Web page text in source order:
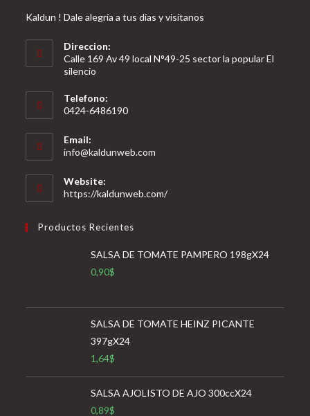
Kaldun ! Dale alegría a tus días y visítanos
Direccion:
Calle 169 Av 49 local N°49-25 sector la popular El
silencio
Telefono:
0424-6486190
Email:
info@kaldunweb.com
aplicación
Website:
https://kaldunweb.com/
Productos Recientes
SALSA DE TOMATE PAMPERO 198gX24
0,90$
SALSA DE TOMATE HEINZ PICANTE
397gX24
1,64$
SALSA AJOLISTO DE AJO 300ccX24
0,89$